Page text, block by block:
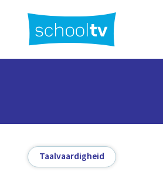
hoofdinhoud
Taalvaardigheid